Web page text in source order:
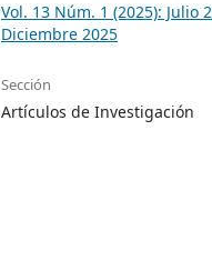
Vol. 13 Núm. 1 (2025): Julio
Diciembre 2025
Sección
Artículos de Investigación